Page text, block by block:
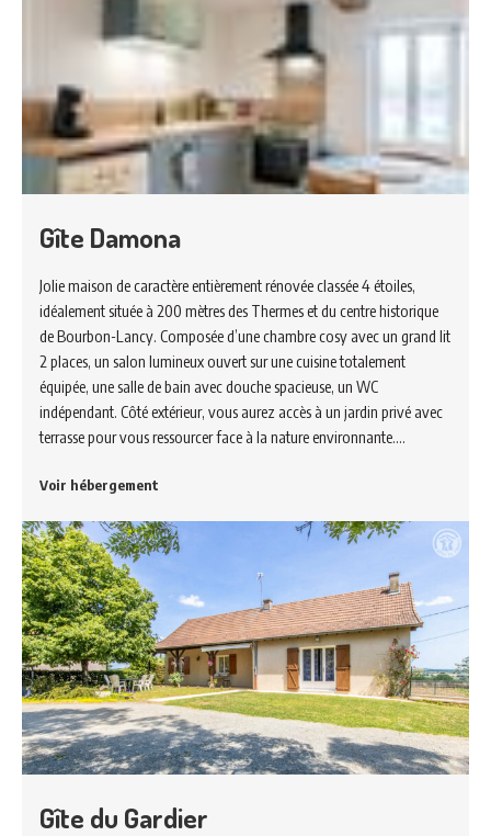
Gîte Damona
Jolie maison de caractère entièrement rénovée classée 4 étoiles,
idéalement située à 200 mètres des Thermes et du centre historique
de Bourbon-Lancy. Composée d’une chambre cosy avec un grand lit
2 places, un salon lumineux ouvert sur une cuisine totalement
équipée, une salle de bain avec douche spacieuse, un WC
indépendant. Côté extérieur, vous aurez accès à un jardin privé avec
terrasse pour vous ressourcer face à la nature environnante.…
Voir hébergement
Gîte du Gardier